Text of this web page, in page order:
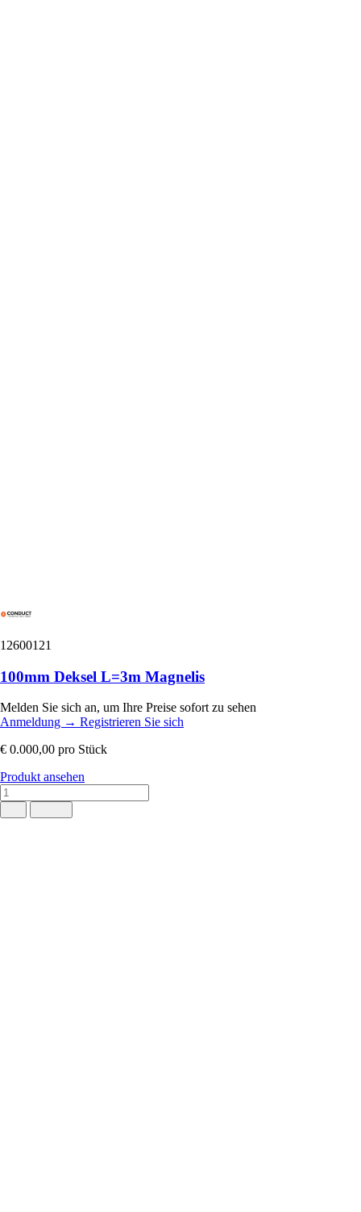
12600121
100mm Deksel L=3m Magnelis
Melden Sie sich an, um Ihre Preise sofort zu sehen
Anmeldung → Registrieren Sie sich
€ 0.000,00 pro Stück
Produkt ansehen